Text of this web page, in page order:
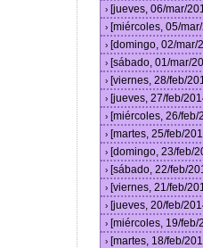
› [jueves, 06/mar/
› [miércoles, 05/
› [domingo, 02/
› [sábado, 01/mar/
› [viernes, 28/feb/
› [jueves, 27/feb/
› [miércoles, 26/
› [martes, 25/feb/
› [domingo, 23/feb/
› [sábado, 22/feb/
› [viernes, 21/feb/
› [jueves, 20/feb/
› [miércoles, 19/
› [martes, 18/feb/